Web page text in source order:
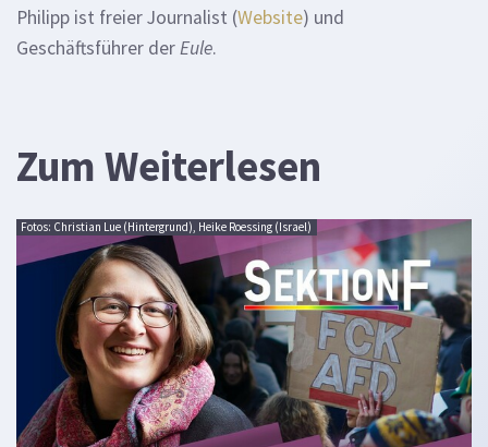
Philipp ist freier Journalist (Website) und
Geschäftsführer derEule.
Zum Weiterlesen
Fotos: Christian Lue (Hintergrund), Heike Roessing (Israel)